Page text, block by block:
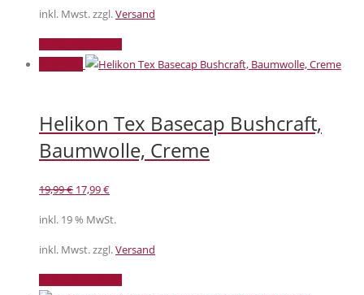
inkl. Mwst. zzgl.Versand
Helikon Tex Basecap Bushcraft,
Baumwolle, Creme
19,99€ Ursprünglicher
war:
19,99 €
17,99€Aktueller
ist:
17,99 €.
inkl. 19 % MwSt.
inkl. Mwst. zzgl.Versand